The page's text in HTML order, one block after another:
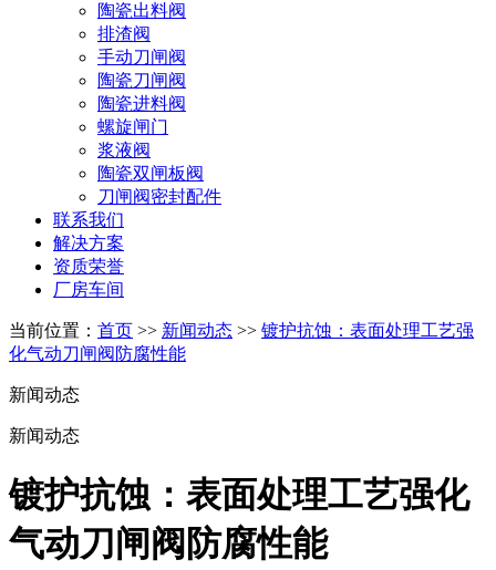
陶瓷出料阀
排渣阀
手动刀闸阀
陶瓷刀闸阀
陶瓷进料阀
螺旋闸门
浆液阀
陶瓷双闸板阀
刀闸阀密封配件
联系我们
解决方案
资质荣誉
厂房车间
当前位置： 首页 >> 新闻动态 >> 镀护抗蚀：表面处理工艺强
化气动刀闸阀防腐性能
新闻动态
新闻动态
镀护抗蚀：表面处理工艺强化
气动刀闸阀防腐性能